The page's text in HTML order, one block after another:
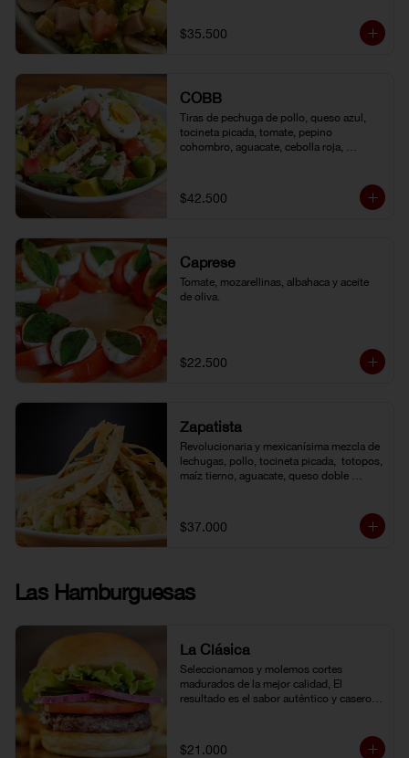
$35.500
COBB
Tiras de pechuga de pollo, queso azul,
tocineta picada, tomate, pepino
cohombro, aguacate, cebolla roja,
$42.500
Caprese
Tomate, mozarellinas, albahaca y aceite
de oliva.
$22.500
Zapatista
Revolucionaria y mexicanísima mezcla de
lechugas, pollo, tocineta picada,  totopos,
maíz tierno, aguacate, queso doble
$37.000
Las Hamburguesas
La Clásica
Seleccionamos y molemos cortes
madurados de la mejor calidad, El
resultado es el sabor auténtico y casero
usted elija. Armela como quiera.
$21.000